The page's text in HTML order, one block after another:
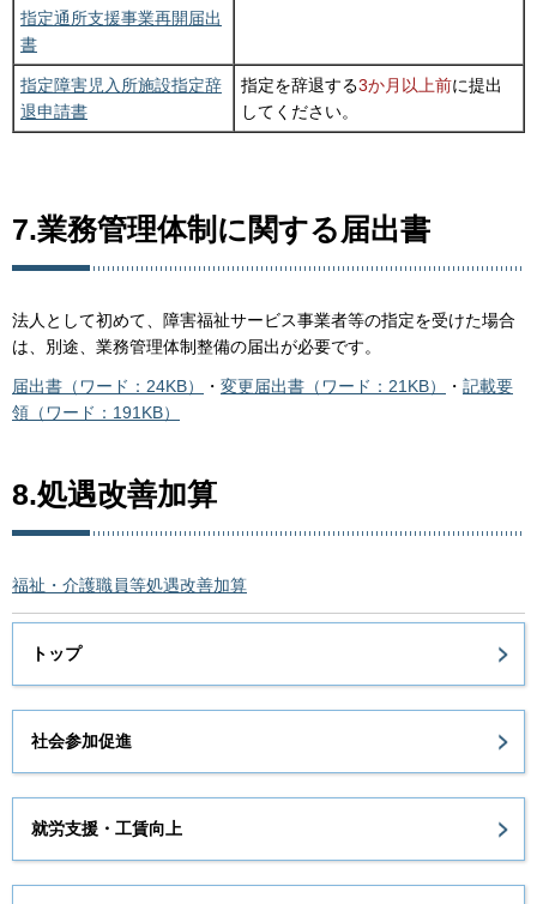
指定通所支援事業再開届出
書
指定障害児入所施設指定辞
退申請書
指定を辞退する3か月以上前に提出
してください。
7.業務管理体制に関する届出書
法人として初めて、障害福祉サービス事業者等の指定を受けた場合
は、別途、業務管理体制整備の届出が必要です。
届出書（ワード：24KB） ・ 変更届出書（ワード：21KB） ・ 記載要
領（ワード：191KB）
8.処遇改善加算
福祉・介護職員等処遇改善加算
トップ
社会参加促進
就労支援・工賃向上